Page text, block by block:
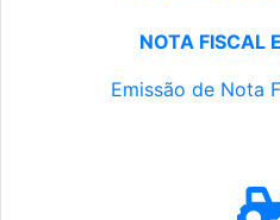
NOTA FISCAL
Emissão de Nota